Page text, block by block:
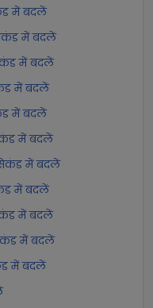
में बदलें
में बदलें
में बदलें
में बदलें
में बदलें
में बदलें
सेकंड में बदलें
में बदलें
में बदलें
में बदलें
में बदलें